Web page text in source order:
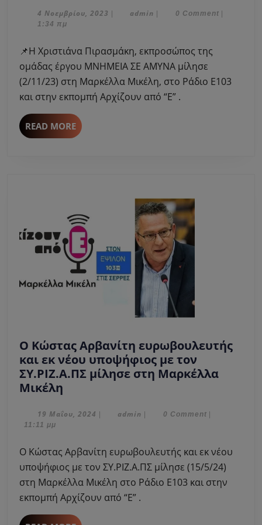
Πιρασμάκη
εκπροσώπος
ομάδας
έργου
ΜΝΗΜΕΙΑ
ΣΕ
ΑΜΥΝΑ
μίλησε
στη
4 Νοεμβρίου, 2023 4| admin admin
| 0 Comment |
1:34 πμ
📌Η Χριστιάνα Πιρασμάκη, εκπροσώπος της
ομάδας έργου ΜΝΗΜΕΙΑ ΣΕ ΑΜΥΝΑ μίλησε
(2/11/23) στη Μαρκέλλα Μικέλη, στο Ράδιο Ε103
και στην εκπομπή Αρχίζουν από “Ε” .
READ MOREREAD
MORE
Ο Κώστας Αρβανίτη ευρωβουλευτής
και εκ νέου υποψήφιος με τον
ΣΥ.ΡΙΖ.Α.ΠΣ μίλησε στη Μαρκέλλα
Μικέλη
Αρβανίτη
εκ
νέου
υποψήφιος
με
τον
19 Μαΐου, 2024 19| admin admin
| 0 Comment |
11:11 μμ
Ο Κώστας Αρβανίτη ευρωβουλευτής και εκ νέου
υποψήφιος με τον ΣΥ.ΡΙΖ.Α.ΠΣ μίλησε (15/5/24)
στη Μαρκέλλα Μικέλη στο Ράδιο Ε103 και στην
εκπομπή Αρχίζουν από “Ε” .